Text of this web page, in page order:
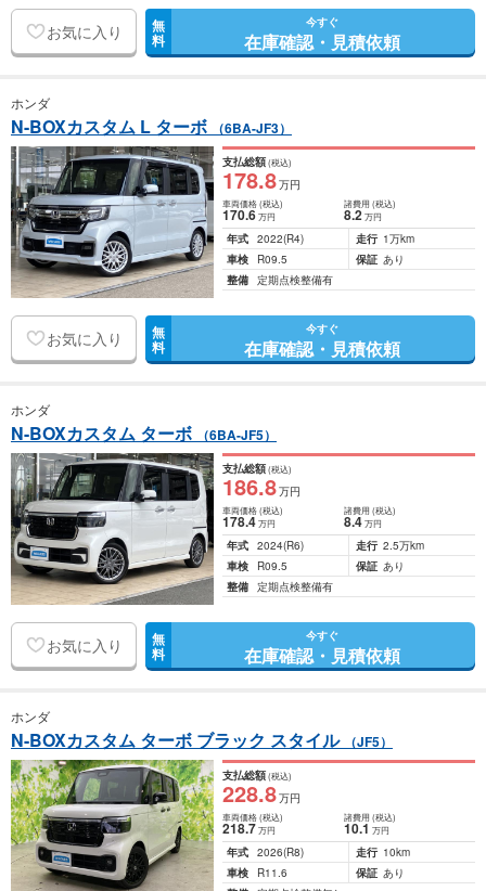
お気に入り 無
料
今すぐ
在庫確認・見積依頼
ホンダ
N-BOXカスタム L ターボ （6BA-JF3）
支払総額(税込)
178.8万円
車両価格(税込)
170.6万円
諸費用 (税込)
8.2 万円
年式 2022(R4) 走行 1万km
車検
R09.5 保証 あり
整備 定期点検整備有
お気に入り 無
料
今すぐ
在庫確認・見積依頼
ホンダ
N-BOXカスタム ターボ （6BA-JF5）
支払総額(税込)
186.8万円
車両価格(税込)
178.4万円
諸費用 (税込)
8.4 万円
年式 2024(R6) 走行 2.5万km
車検
R09.5 保証 あり
整備 定期点検整備有
お気に入り 無
料
今すぐ
在庫確認・見積依頼
ホンダ
N-BOXカスタム ターボ ブラック スタイル （JF5）
支払総額(税込)
228.8万円
車両価格(税込)
218.7万円
諸費用 (税込)
10.1 万円
年式 2026(R8) 走行 10km
車検
R11.6 保証 あり